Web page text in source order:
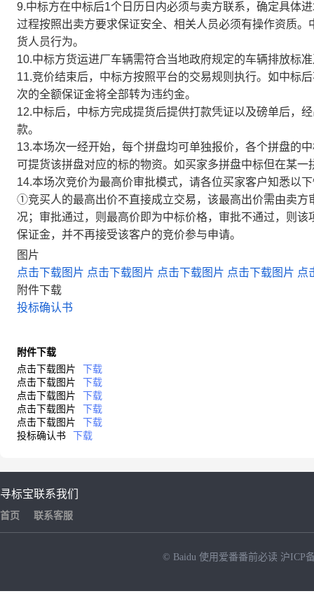
9.中标方在中标后1个日历日内必须与卖方联系，确定具体
过程按照出卖方要求保证安全、相关人员必须有操作资质
货人员行为。
10.中标方货运进厂车辆需符合当地政府规定的车辆排放标
11.竞价结束后，中标方按照平台的交易规则执行。如中标
次的全额保证金将全部转为违约金。
12.中标后，中标方完成提货后提供打款凭证以及磅单后，
款。
13.本场次一经开始，每个拼盘均可单独报价，各个拼盘的
可提货该拼盘对应的标的物资。如买家多拼盘中标但在某
14.本场次竞价为最高价审批模式，请各位买家客户知悉以
①竞买人的最高出价不直接成立交易，该最高出价需由卖
况；审批通过，则最高价即为中标价格，审批不通过，则
保证金，并不再接受该客户的竞价参与申请。
图片
点击下载图片 点击下载图片 点击下载图片 点击下载图片 点
附件下载
投标确认书
附件下载
点击下载图片
下载
点击下载图片
下载
点击下载图片
下载
点击下载图片
下载
点击下载图片
下载
投标确认书
下载
寻标宝
首页
联系我们
联系客服
© Baidu 使用爱番番前必读 沪ICP